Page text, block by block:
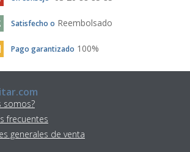
Satisfecho o Reembolsado
Pago garantizado 100%
somos?
frecuentes
generales de venta